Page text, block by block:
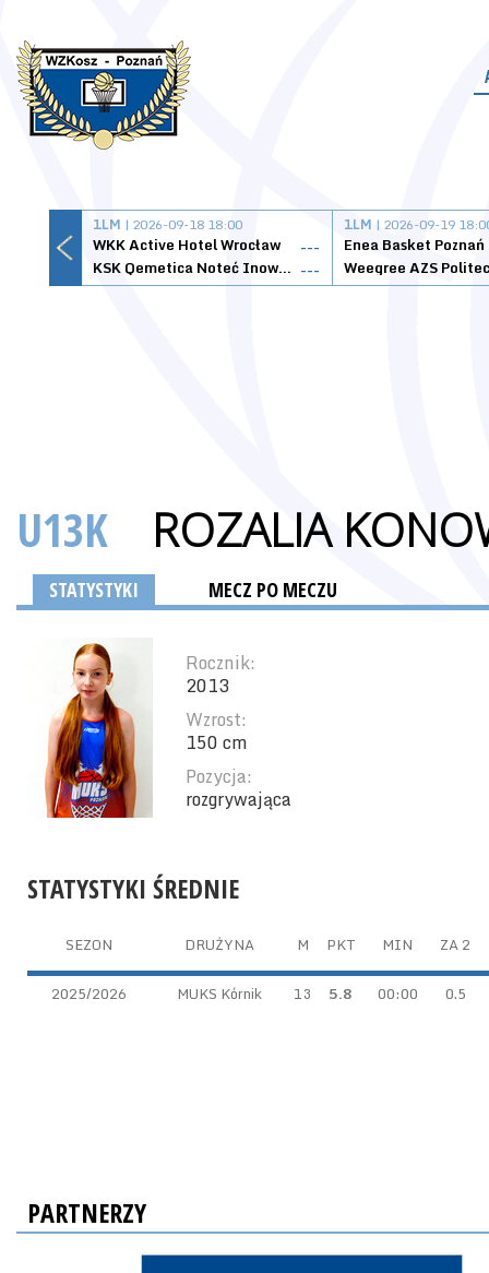
1LM | 2026-09-18 18:00
WKK Active Hotel Wrocław
---
KSK Qemetica Noteć Inowrocław ---
1LM | 2026-09-19
Enea Basket Poznań
U13K ROZALIA
STATYSTYKI MECZ PO MECZU
Rocznik:
2013
Wzrost:
150 cm
Pozycja:
rozgrywająca
STATYSTYKI ŚREDNIE
SEZON DRUŻYNA M PKT MIN ZA 2
2025/2026 MUKS Kórnik 13 5.8 00:00 0.5
PARTNERZY